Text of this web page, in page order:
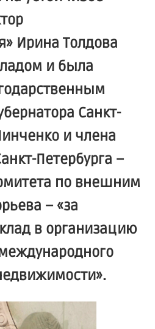
Ирина Толдова
и была
Санкт-
и члена
Петербурга –
по внешним
– «за
в организацию